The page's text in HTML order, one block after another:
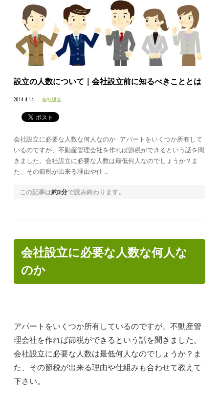
設立の人数について｜会社設立前に知るべきこととは
2014.4.14 会社設立
会社設立に必要な人数な何人なのか アパートをいくつか所有して
いるのですが、不動産管理会社を作れば節税ができるという話を聞
きました。会社設立に必要な人数は最低何人なのでしょうか？ま
た、その節税が出来る理由や仕 …
この記事は約3分で読み終わります。
会社設立に必要な人数な何人な
のか
アパートをいくつか所有しているのですが、不動産管
理会社を作れば節税ができるという話を聞きました。
会社設立に必要な人数は最低何人なのでしょうか？ま
た、その節税が出来る理由や仕組みも合わせて教えて
下さい。